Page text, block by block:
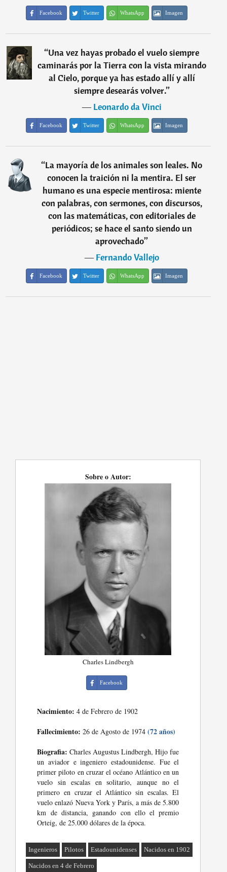
Facebook Twitter WhatsApp Imagen
“Una vez hayas probado el vuelo siempre
caminarás por la Tierra con la vista mirando
al Cielo, porque ya has estado allí y allí
siempre desearás volver.”
―Leonardo da Vinci
Facebook Twitter WhatsApp Imagen
“La mayoría de los animales son leales. No
conocen la traición ni la mentira. El ser
humano es una especie mentirosa: miente
con palabras, con sermones, con discursos,
con las matemáticas, con editoriales de
periódicos; se hace el santo siendo un
aprovechado”
―Fernando Vallejo
Facebook Twitter WhatsApp Imagen
Sobre o Autor:
Charles Lindbergh
Facebook
Nacimiento: 4 de Febrero de 1902
Fallecimiento: 26 de Agosto de 1974(72 años)
Biografia: Charles Augustus Lindbergh, Hijo fue
un aviador e ingeniero estadounidense. Fue el
primer piloto en cruzar el océano Atlántico en un
vuelo sin escalas en solitario, aunque no el
primero en cruzar el Atlántico sin escalas. El
vuelo enlazó Nueva York y París, a más de 5.800
km de distancia, ganando con ello el premio
Orteig, de 25.000 dólares de la época.
Ingenieros Pilotos Estadounidenses Nacidos en 1902
Nacidos en 4 de Febrero